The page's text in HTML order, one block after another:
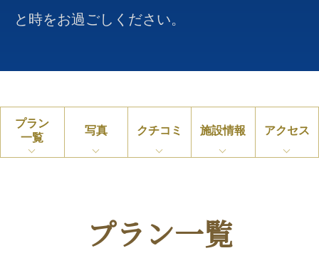
と時をお過ごしください。
プラン
一覧
写真 クチコミ 施設情報 アクセス
プラン一覧